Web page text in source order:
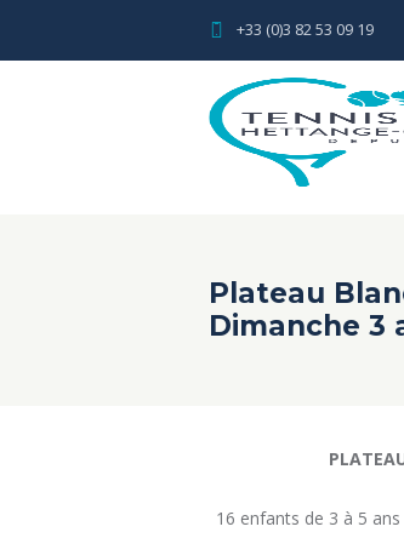
+33 (0)3 82 53 09 19
Plateau
Dimanche 3
16 enfants de 3 à 5